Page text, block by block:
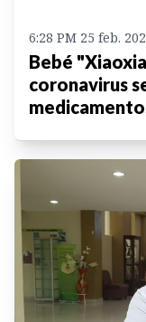
6:28 PM 25 feb.
Bebé
coronavirus